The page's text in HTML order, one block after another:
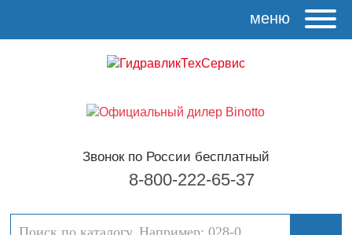
меню
Звонок по России бесплатный
8-800-222-65-37